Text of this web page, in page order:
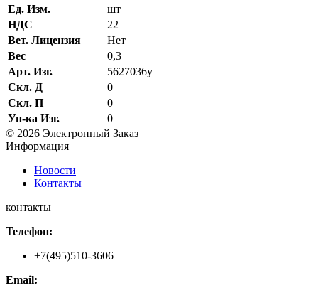
Ед. Изм.
шт
НДС
22
Вет. Лицензия
Нет
Вес
0,3
Арт. Изг.
5627036у
Скл. Д
0
Скл. П
0
Уп-ка Изг.
0
© 2026 Электронный Заказ
Информация
Новости
Контакты
контакты
Телефон:
+7(495)510-3606
Email: